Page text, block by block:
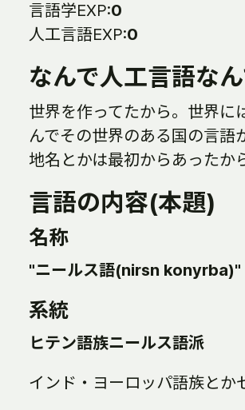
言語学EXP:0
人工言語EXP:0
なんで人工言語な
世界を作ってたから。世界に
んでその世界のある国の言
地名とかは最初からあったか
言語の内容(本題)
名称
"ニールス語(nirsn konyrba)"
系統
ヒテン語族ニールス語派
インド・ヨーロッパ語族とか